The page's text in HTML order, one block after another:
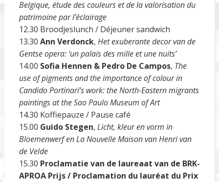
Belgique, étude des couleurs et de la valorisation du
patrimoine par l’éclairage
12.30 Broodjeslunch / Déjeuner sandwich
13.30 Ann Verdonck, Het exuberante decor van de
Gentse opera: ‘un palais des mille et une nuits’
14.00 Sofia Hennen & Pedro De Campos, The
use of pigments and the importance of colour in
Candido Portinari’s work: the North-Eastern migrants
paintings at the Sao Paulo Museum of Art
14.30 Koffiepauze / Pause café
15.00 Guido Stegen, Licht, kleur en vorm in
Bloemenwerf en La Nouvelle Maison van Henri van
de Velde
15.30 Proclamatie van de laureaat van de BRK-
APROA Prijs / Proclamation du lauréat du Prix